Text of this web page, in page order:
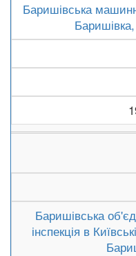
Баришівська
Баришівська
інспекція в